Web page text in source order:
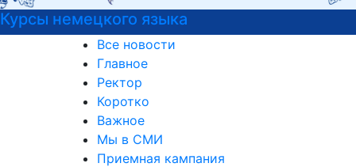
языка
Все новости
Главное
Ректор
Коротко
Важное
Мы в СМИ
Приемная кампания